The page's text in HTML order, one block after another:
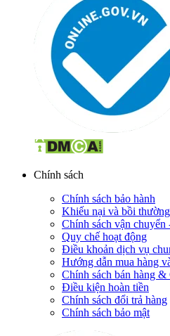
Chính sách
Chính sách bảo hành
Khiếu nại và bồi thường
Chính sách vận chuyển
Quy chế hoạt động
Điều khoản dịch vụ
Hướng dẫn mua hàng
Chính sách bán hàng
Điều kiện hoàn tiền
Chính sách đổi trả hàng
Chính sách bảo mật